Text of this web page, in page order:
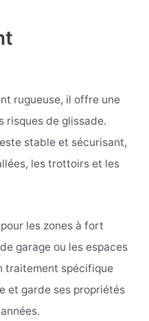
rugueuse, il offre une
risques de glissade.
stable et sécurisant,
les trottoirs et les
les zones à fort
garage ou les espaces
traitement spécifique
et garde ses propriétés